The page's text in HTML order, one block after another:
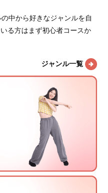
中から好きなジャンルを自
る方はまず初心者コースか
ジャンル一覧